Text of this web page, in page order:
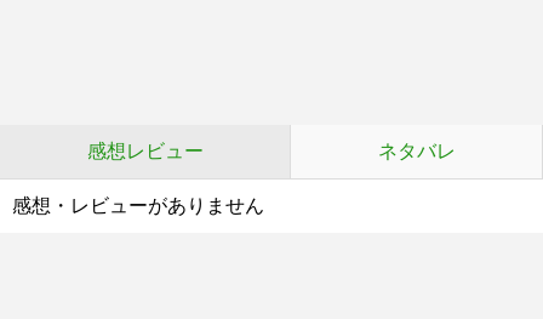
感想レビュー ネタバレ
感想・レビューがありません